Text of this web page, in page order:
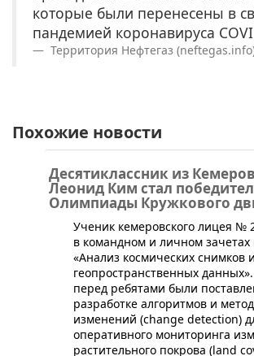
которые были перенесены в
пандемией коронавируса
Территория Нефтегаз
Похожие новости
Десятиклассник из
Леонид Ким стал
Олимпиады Кружкового
Ученик кемеровского лицея №
в командном и личном
«Анализ космических снимков и
геопространственных
перед ребятами были
разработке алгоритмов и
изменений (change detection)
оперативного мониторинга
растительного покрова (land